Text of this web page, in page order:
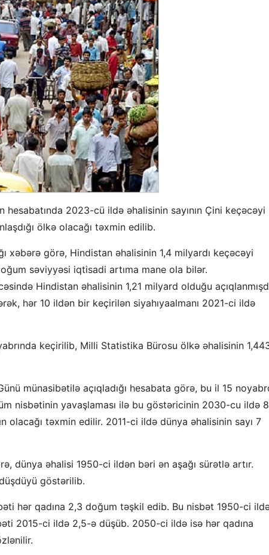
hesabatında 2023-cü ildə əhalisinin sayının Çini keçəcəyi
ölkə olacağı təxmin edilib.
xəbərə görə, Hindistan əhalisinin 1,4 milyardı keçəcəyi
səviyyəsi iqtisadi artıma mane ola bilər.
Hindistan əhalisinin 1,21 milyard olduğu
hər 10 ildən bir keçirilən siyahıyaalmanı 2021-ci ildə
keçirilib, Milli Statistika Bürosu ölkə əhalisinin
münasibətilə açıqladığı hesabata görə, bu il 15
nisbətinin yavaşlaması ilə bu göstəricinin 2030-cu ildə
olacağı təxmin edilir. 2011-ci ildə dünya əhalisinin sayı 7
dünya əhalisi 1950-ci ildən bəri ən aşağı sürətlə artır.
göstərilib.
hər qadına 2,3 doğum təşkil edib. Bu nisbət 1950-ci
2015-ci ildə 2,5-ə düşüb. 2050-ci ildə isə hər qadına